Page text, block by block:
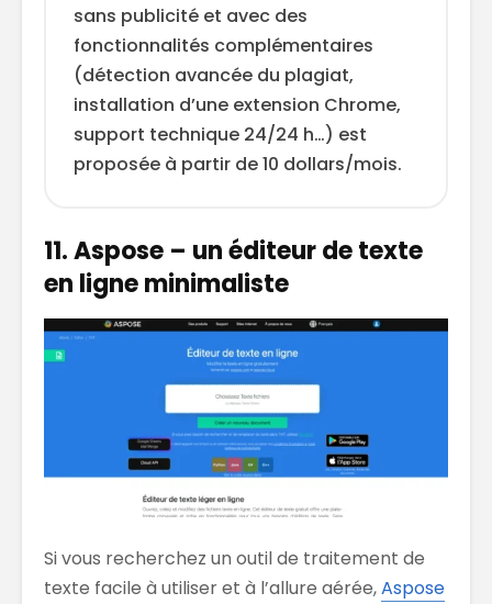
sans publicité et avec des
fonctionnalités complémentaires
(détection avancée du plagiat,
installation d’une extension Chrome,
support technique 24/24 h…) est
proposée à partir de 10 dollars/mois.
11. Aspose – un éditeur de texte
en ligne minimaliste
Si vous recherchez un outil de traitement de
texte facile à utiliser et à l’allure aérée,Aspose